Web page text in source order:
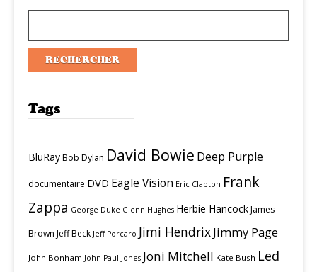
Tags
BluRayBob Dylan David Bowie Deep Purple
documentaire DVD Eagle Vision Eric Clapton Frank
Zappa George Duke Glenn Hughes Herbie HancockJames
Brown Jeff Beck Jeff Porcaro Jimi HendrixJimmy Page
John Bonham John Paul Jones Joni Mitchell Kate Bush Led